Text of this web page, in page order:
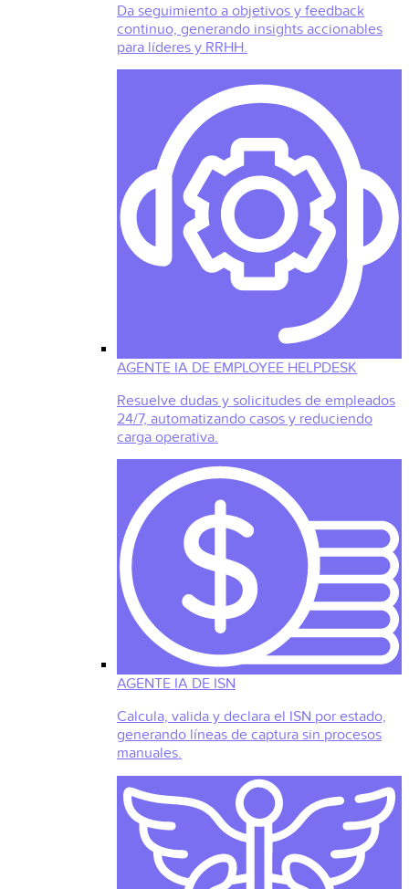
Da seguimiento a objetivos y feedback
continuo, generando insights accionables
para líderes y RRHH.
AGENTE IA DE EMPLOYEE HELPDESK
Resuelve dudas y solicitudes de empleados
24/7, automatizando casos y reduciendo
carga operativa.
AGENTE IA DE ISN
Calcula, valida y declara el ISN por estado,
generando líneas de captura sin procesos
manuales.